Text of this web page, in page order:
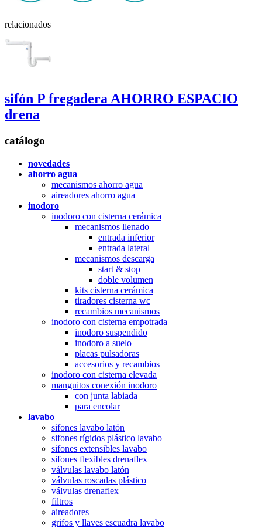
relacionados
sifón P fregadera AHORRO ESPACIO
drena
catálogo
novedades
ahorro agua
mecanismos ahorro agua
aireadores ahorro agua
inodoro
inodoro con cisterna cerámica
mecanismos llenado
entrada inferior
entrada lateral
mecanismos descarga
start & stop
doble volumen
kits cisterna cerámica
tiradores cisterna wc
recambios mecanismos
inodoro con cisterna empotrada
inodoro suspendido
inodoro a suelo
placas pulsadoras
accesorios y recambios
inodoro con cisterna elevada
manguitos conexión inodoro
con junta labiada
para encolar
lavabo
sifones lavabo latón
sifones rígidos plástico lavabo
sifones extensibles lavabo
sifones flexibles drenaflex
válvulas lavabo latón
válvulas roscadas plástico
válvulas drenaflex
filtros
aireadores
grifos y llaves escuadra lavabo